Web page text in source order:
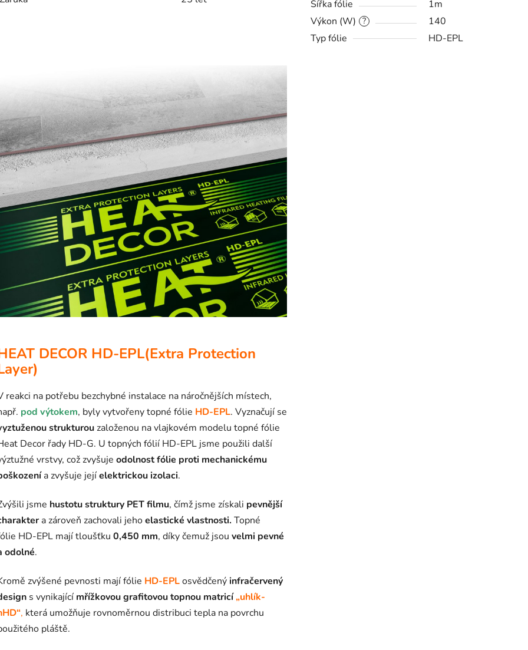
DECOR HD-EPL(Extra Protection
reakci na potřebu bezchybné instalace na náročnějších místech,
pod výtokem, byly vytvořeny topné fólie HD-EPL. Vyznačují se
strukturouzaloženou na vlajkovém modelu topné fólie
Decor řady HD-G. U topných fólií HD-EPL jsme použili další
vrstvy, což zvyšuje odolnost fólie proti mechanickému
a zvyšuje jejíelektrickou izolaci.
jsme hustotu struktury PET filmu, čímž jsme získali pevnější
a zároveň zachovali jehoelastické vlastnosti. Topné
HD-EPL mají tloušťku 0,450 mm, díky čemuž jsou velmi pevné
odolné.
zvýšené pevnosti mají fólie HD-EPLosvědčenýinfračervený
s vynikající mřížkovou grafitovou topnou matricí„uhlík-
, která umožňuje rovnoměrnou distribuci tepla na povrchu
pláště.
Šířka fólie
1m
?
Výkon (W)
140
Typ fólie
HD-EPL